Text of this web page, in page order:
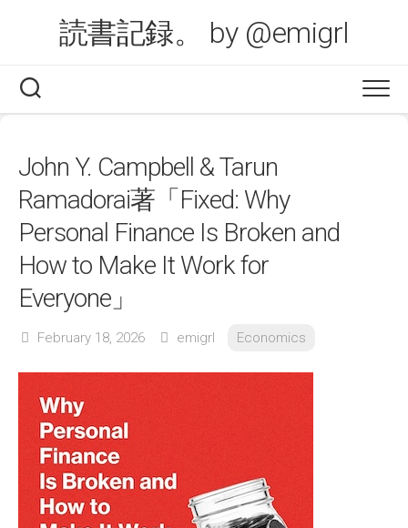
読書記録。 by @emigrl
John Y. Campbell & Tarun
Ramadorai著「Fixed: Why
Personal Finance Is Broken and
How to Make It Work for
Everyone」
February 18, 2026 emigrl Economics